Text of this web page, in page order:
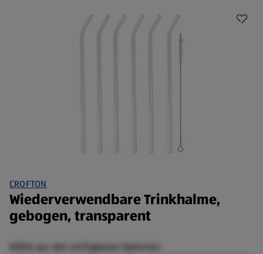
CROFTON
Wiederverwendbare Trinkhalme,
gebogen, transparent
Wähle aus den verfügbaren Optionen: